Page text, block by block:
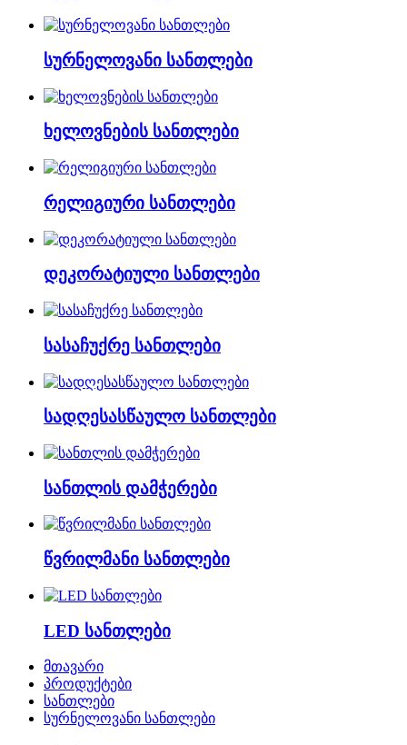
სურნელოვანი სანთლები
ხელოვნების სანთლები
რელიგიური სანთლები
დეკორატიული სანთლები
სასაჩუქრე სანთლები
სადღესასწაულო სანთლები
სანთლის დამჭერები
წვრილმანი სანთლები
LED სანთლები
მთავარი
პროდუქტები
სანთლები
სურნელოვანი სანთლები